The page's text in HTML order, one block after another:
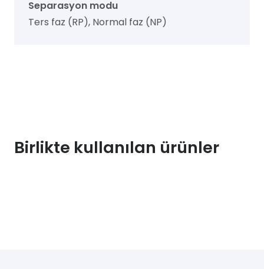
Separasyon modu
Ters faz (RP), Normal faz (NP)
Birlikte kullanılan ürünler